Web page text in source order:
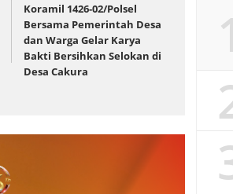
Koramil 1426-02/Polsel
Bersama Pemerintah Desa
dan Warga Gelar Karya
Bakti Bersihkan Selokan di
Desa Cakura